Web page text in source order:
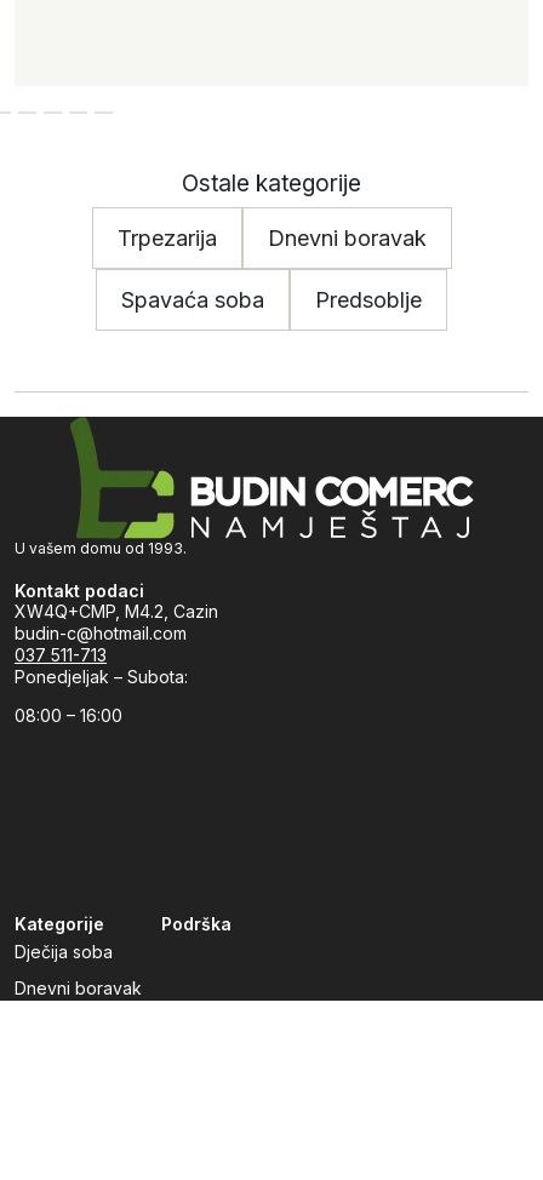
Ostale kategorije
Trpezarija Dnevni boravak
Spavaća soba Predsoblje
U vašem domu od 1993.
Kontakt podaci
XW4Q+CMP, M4.2, Cazin
budin-c@hotmail.com
037 511-713
Ponedjeljak – Subota:
08:00 – 16:00
Kategorije
Dječija soba
Dnevni boravak
Podrška